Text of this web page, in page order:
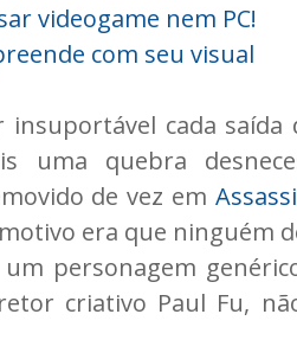
videogame nem PC!
com seu visual
cada saída
uma quebra
de vez em
era que ninguém
personagem
criativo Paul Fu,